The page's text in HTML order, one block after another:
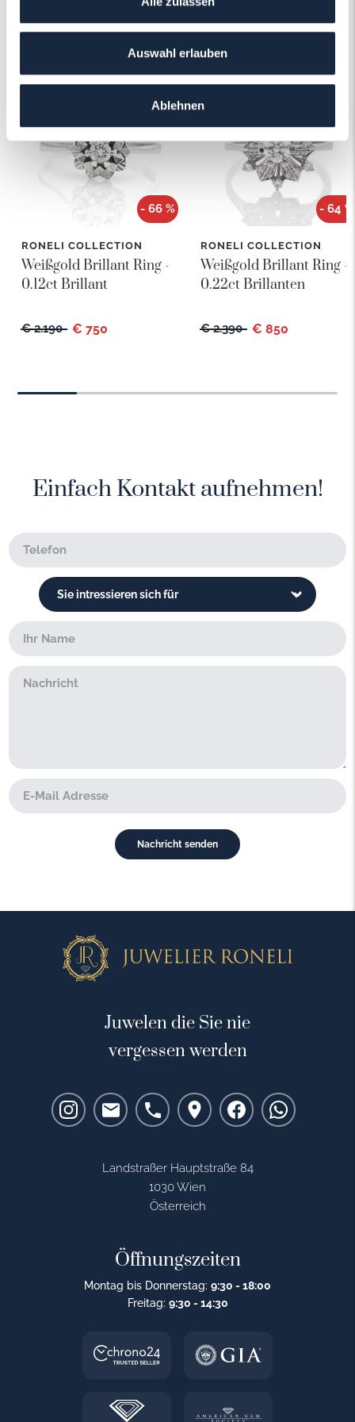
Auswahl erlauben
Ablehnen
Das könnte Ihnen auch gefallen!
- 66 %
RONELI COLLECTION
Weißgold Brillant Ring -
0.12ct Brillant
€ 2.190 € 750
- 64 %
RONELI COLLECTION
Weißgold Brillant Ring -
0.22ct Brillanten
€ 2.390 € 850
Einfach Kontakt aufnehmen!
Juwelen die Sie nie
vergessen werden
Landstraßer Hauptstraße 84
1030 Wien
Österreich
Öffnungszeiten
Montag bis Donnerstag: 9:30 - 18:00
Freitag: 9:30 - 14:30